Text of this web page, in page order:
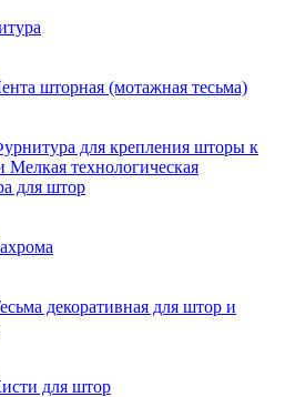
шторная (мотажная тесьма)
для крепления шторы к
Мелкая технологическая
для штор
декоративная для штор и
для штор